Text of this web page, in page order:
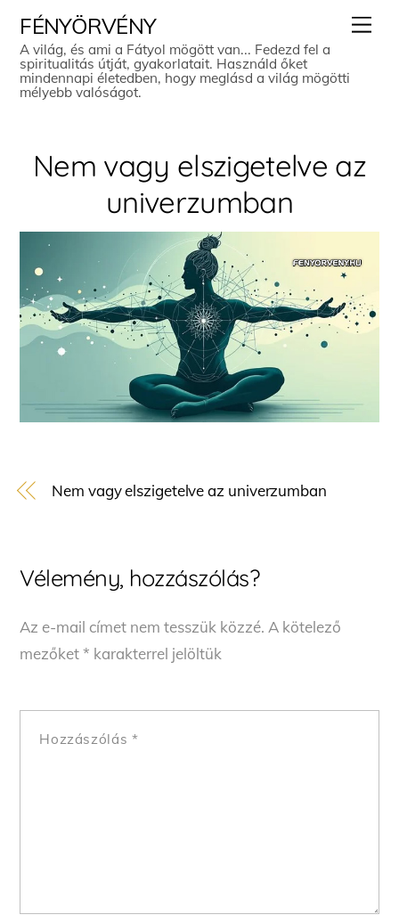
content
FÉNYÖRVÉNY
A világ, és ami a Fátyol mögött van... Fedezd fel a
spiritualitás útját, gyakorlatait. Használd őket
mindennapi életedben, hogy meglásd a világ mögötti
mélyebb valóságot.
Nem vagy elszigetelve az
univerzumban
Nem vagy elszigetelve az univerzumban
Vélemény, hozzászólás?
Az e-mail címet nem tesszük közzé. A kötelező
mezőket* karakterrel jelöltük
Hozzászólás *